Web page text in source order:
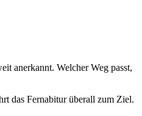
anerkannt. Welcher Weg passt,
das Fernabitur überall zum Ziel.